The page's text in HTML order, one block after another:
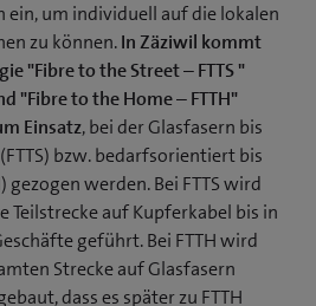
ein, um individuell auf die lokalen
zu können.In Zäziwil kommt
"Fibre to the Street – FTTS "
"Fibre to the Home – FTTH"
Einsatz, bei der Glasfasern bis
bzw. bedarfsorientiert bis
gezogen werden. Bei FTTS wird
Teilstrecke auf Kupferkabel bis in
geführt. Bei FTTH wird
Strecke auf Glasfasern
dass es später zu FTTH